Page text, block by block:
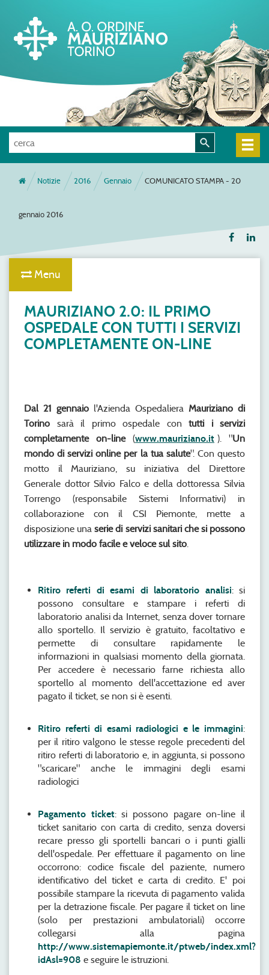
Notizie 2016 Gennaio COMUNICATO STAMPA - 20
gennaio 2016
Menu
MAURIZIANO 2.0: IL PRIMO
OSPEDALE CON TUTTI I SERVIZI
COMPLETAMENTE ON-LINE
Dal 21 gennaio l'Azienda Ospedaliera Mauriziano di
Torino sarà il primo ospedale con tutti i servizi
completamente on-line(www.mauriziano.it ). "Un
mondo di servizi online per la tua salute". Con questo
motto il Mauriziano, su iniziativa del Direttore
Generale dottor Silvio Falco e della dottoressa Silvia
Torrengo (responsabile Sistemi Informativi) in
collaborazione con il CSI Piemonte, mette a
disposizione una serie di servizi sanitari che si possono
utilizzare in modo facile e veloce sul sito.
Ritiro referti di esami di laboratorio analisi: si
possono consultare e stampare i referti di
laboratorio analisi da Internet, senza dover tornare
allo sportello. Il servizio è gratuito, facoltativo e
permette di consultare rapidamente le
informazioni in qualsiasi momento della giornata.
Per accedere è necessario farne richiesta allo
sportello al momento dell'accettazione ed aver
pagato il ticket, se non si è esenti.
Ritiro referti di esami radiologici e le immagini:
per il ritiro valgono le stesse regole precedenti del
ritiro referti di laboratorio e, in aggiunta, si possono
"scaricare" anche le immagini degli esami
radiologici
Pagamento ticket: si possono pagare on-line il
ticket sanitario con carta di credito, senza doversi
recare presso gli sportelli bancari o i punti gialli
dell'ospedale. Per effettuare il pagamento on line
occorrono: codice fiscale del paziente, numero
identificativo del ticket e carta di credito. E' poi
possibile stampare la ricevuta di pagamento valida
per la detrazione fiscale. Per pagare il ticket on line
(solo per prestazioni ambulatoriali) occorre
collegarsi alla pagina
http://www.sistemapiemonte.it/ptweb/index.xml?
idAsl=908 e seguire le istruzioni.